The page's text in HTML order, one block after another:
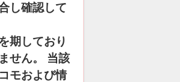
し確認して
期しており
せん。 当該
モおよび情